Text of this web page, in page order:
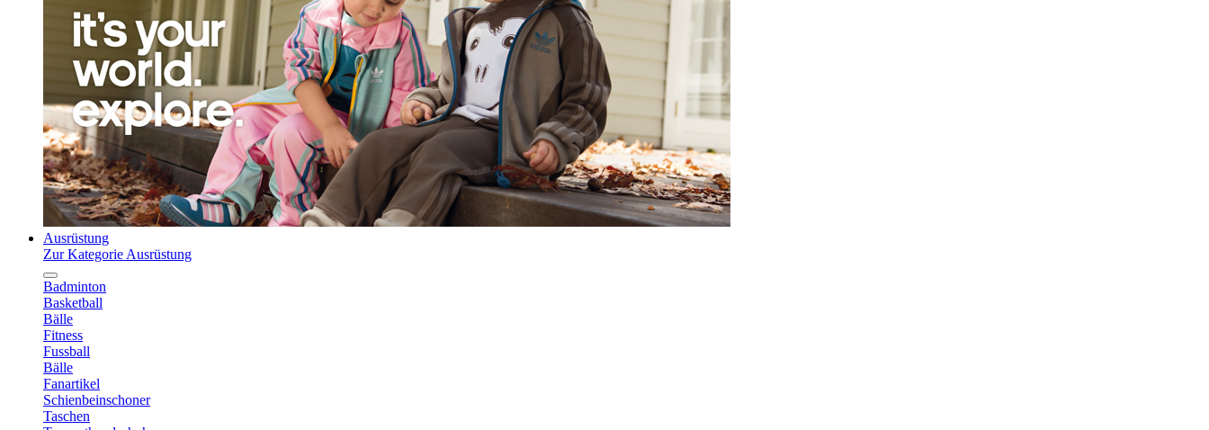
Ausrüstung
Zur Kategorie Ausrüstung
Badminton
Basketball
Bälle
Fitness
Fussball
Bälle
Fanartikel
Schienbeinschoner
Taschen